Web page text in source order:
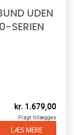
UDEN
SERIEN
kr. 1.679,00
Fragt tillægges
LÆS MERE